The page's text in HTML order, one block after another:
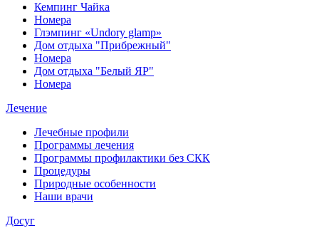
Кемпинг Чайка
Номера
Глэмпинг «Undory glamp»
Дом отдыха "Прибрежный"
Номера
Дом отдыха "Белый ЯР"
Номера
Лечение
Лечебные профили
Программы лечения
Программы профилактики без СКК
Процедуры
Природные особенности
Наши врачи
Досуг